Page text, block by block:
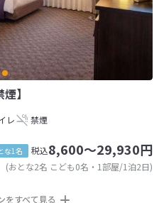
】
レ 禁煙
な1名 税込8,600～29,930円
(おとな2名 こども0名・1部屋/1泊2日)
をすべて見る